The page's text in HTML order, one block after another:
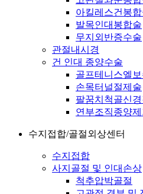
아킬레스건봉
발목인대봉합술
무지외반증수술
관절내시경
건 인대 종양수술
골프테니스엘
손목터널절제술
팔꿈치척골신
연부조직종양
수지접합/골절외상센터
수지접합
사지골절 및 인대손상
척추압박골절